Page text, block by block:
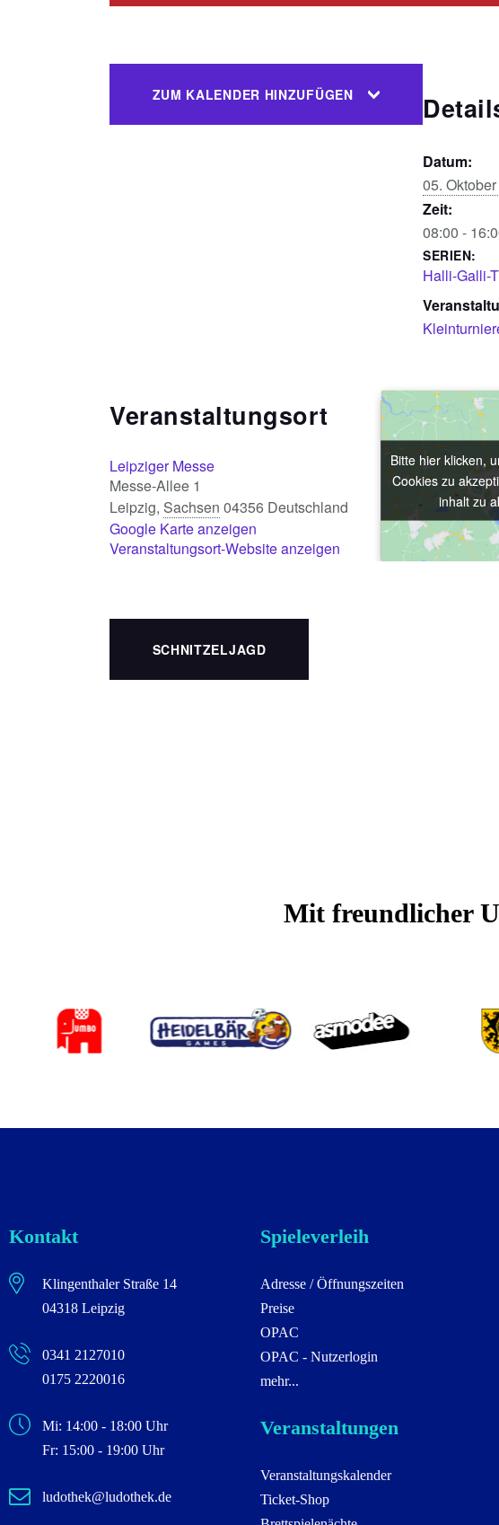
ZUM KALENDER HINZUFÜGEN
Datum:
05.
Zeit:
08:00 -
SERIEN:
Halli-Galli-
Veranstaltungsort
Leipziger Messe
Messe-Allee 1
Leipzig, Sachsen 04356 Deutschland
Google Karte anzeigen
Veranstaltungsort-Website anzeigen
Bitte hier klicken,
Cookies zu
inhalt zu
Bitte hier klicken,
Cookies zu
inhalt zu
SCHNITZELJAGD
Mit freundlicher
Kontakt
Klingenthaler Straße 14
04318 Leipzig
0341 2127010
0175 2220016
Mi: 14:00 - 18:00 Uhr
Fr: 15:00 - 19:00 Uhr
ludothek@ludothek.de
Spieleverleih
Adresse / Öffnungszeiten
Preise
OPAC
OPAC - Nutzerlogin
mehr...
Veranstaltungen
Veranstaltungskalender
Ticket-Shop